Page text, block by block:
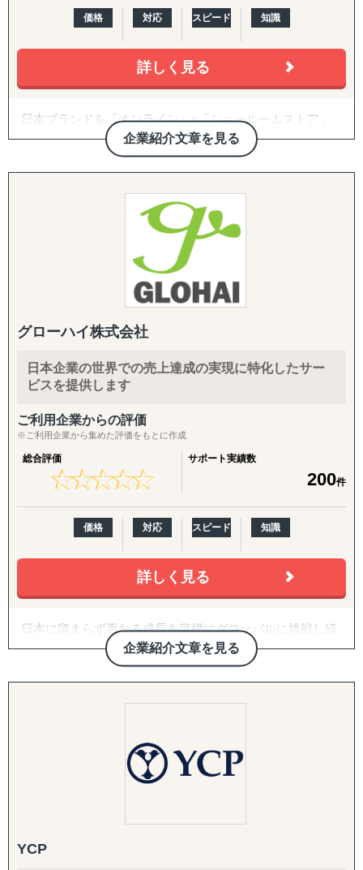
展示会出展支援（市場調査・参加・企業面談・ブース出展
代行）、商談会・ポップアップイベントの企画運用、商談
B2B深耕：
新規アプローチ継続、契約締結アドバイス・交渉支援（売
Amazon広告運用・コンテンツ強化・商品数拡大、インフ
ルエンサーマーケ、クラウドファンディング、SNS運用代
行（Instagram・TikTok等）、Google広告・メディアアプロ
バックオフィス・現地体制：
法人設立支援、設立後の会社運営（経理・税務等）、現地
人材の採用、カスタマーサポート体制構築、商品パッケー
ジデザイン
価格 対応 スピード 知識
詳しく見る
企業紹介文章を見る
日本ブランドを「オンライン」x「ショールームストア」
で世界に販売できる越境ECモール 『Japan Finds』 の運
営、オンラインでの出店・販売とあわせて、海外の実店舗
に商品を展示し、QRコードで購入できる「ショールーム
ストア販売」を実現して日本の事業者の海外進出、販路拡
Magento（マジェント）、WooCommerce（ウーコマー
ス）を利用した海外・国内向けECサイト構築、海外ECモ
ール(eBay, Amazon, Shopee, Lazada、Ruten、Ozon、T-
MALL Globalなど）の開店から運営までのフルサポート支
ご愛用いただいています。
越境ECに関するセミナーも常時Youtubeで閲覧いただけま
グローハイ株式会社
日本企業の世界での売上達成の実現に特化したサー
ビスを提供します
ご利用企業からの評価
※ご利用企業から集めた評価をもとに作成
総合評価
★★★★★
★★★★★
サポート実績数
200件
価格 対応 スピード 知識
詳しく見る
企業紹介文章を見る
日本に留まらず更なる成長を目標にグローバルに挑戦し続
ける日本企業にとって信頼のおける長期的なパートナーで
あり続けることが私たちの企業使命だと考えております。
日本企業の幹部や海外展開のプロジェクトリーダーと共に
アメリカに本社を構える私たちの多様な専門性、経験、文
限に活用し各クライアント特有のビジネス目標を達成させ
メント、オペレーションサポートと幅広い分野で海外で成
功する為の下記のようなサポートを実施しております。
YCP